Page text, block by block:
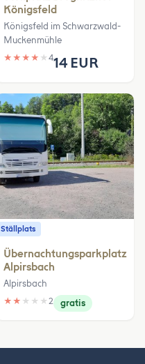
Königsfeld
Königsfeld im Schwarzwald-
Muckenmühle
★ ★ ★ ★ ★ 414 EUR
Ställplats
Übernachtungsparkplatz
Alpirsbach
Alpirsbach
★ ★ ★ ★ ★ 2 gratis